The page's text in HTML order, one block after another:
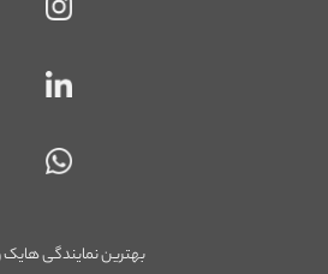
بهترین نمایندگی هایک